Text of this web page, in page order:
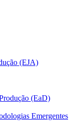
(EJA)
(EaD)
Emergentes